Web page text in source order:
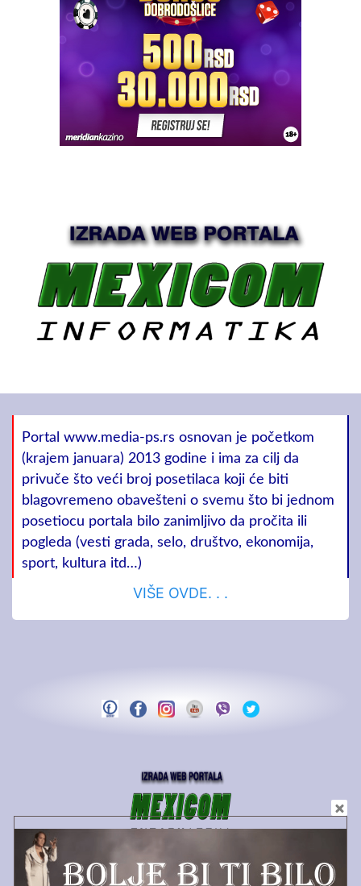
Portal www.media-ps.rs osnovan je početkom
(krajem januara) 2013 godine i ima za cilj da
privuče što veći broj posetilaca koji će biti
blagovremeno obavešteni o svemu što bi jednom
posetiocu portala bilo zanimljivo da pročita ili
pogleda (vesti grada, selo, društvo, ekonomija,
sport, kultura itd…)
VIŠE OVDE. . .